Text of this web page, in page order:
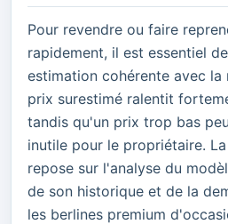
Pour revendre ou faire
rapidement, il est essentiel
estimation cohérente avec la
prix surestimé ralentit
tandis qu'un prix trop bas
inutile pour le propriétaire.
repose sur l'analyse du
de son historique et de la
les berlines premium